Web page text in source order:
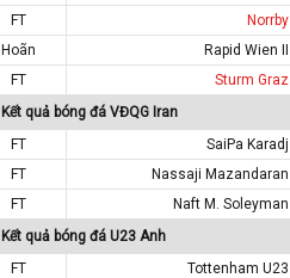
FT
Norrby
Hoãn
Rapid Wien II
FT
Sturm Graz
Kết quả bóng đá VĐQG Iran
FT
SaiPa Karadj
FT
Nassaji Mazandaran
FT
Naft M. Soleyman
Kết quả bóng đá U23 Anh
FT
Tottenham U23